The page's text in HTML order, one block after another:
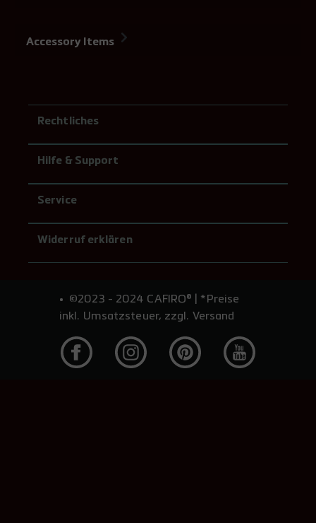
Accessory Items
Rechtliches
Hilfe & Support
Service
Widerruf erklären
©2023 - 2024 CAFIRO® | *Preise
inkl. Umsatzsteuer, zzgl. Versand